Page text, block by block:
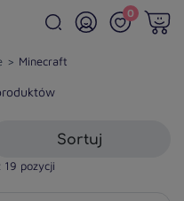
0
Minecraft
Sortuj
19 pozycji